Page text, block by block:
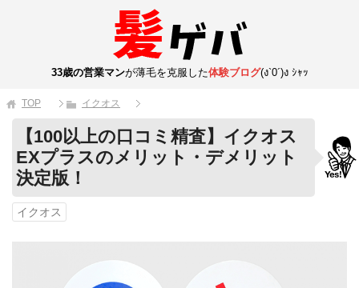
33歳の営業マンが薄毛を克服した体験ブログ(ง`0´)ง ｼｬｯ
TOP イクオス
【100以上の口コミ精査】イクオス
EXプラスのメリット・デメリット
決定版！
イクオス